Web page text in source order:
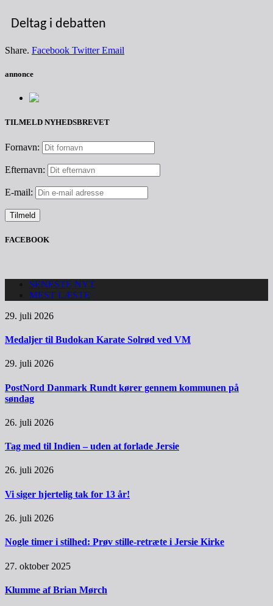
Deltag i debatten
Share. Facebook Twitter Email
annonce
TILMELD NYHEDSBREVET
Fornavn:
Efternavn:
E-mail:
FACEBOOK
SENESTE NYT
MEST LÆSTE
29. juli 2026
Medaljer til Budokan Karate Solrød ved VM
29. juli 2026
PostNord Danmark Rundt kører gennem kommunen på
søndag
26. juli 2026
Tag med til Indien – uden at forlade Jersie
26. juli 2026
Vi siger hjertelig tak for 13 år!
26. juli 2026
Nogle timer i stilhed: Prøv stille-retræte i Jersie Kirke
27. oktober 2025
Klumme af Brian Mørch